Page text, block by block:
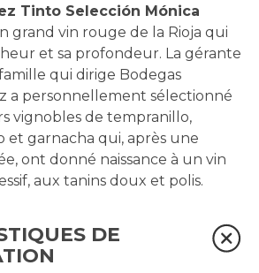
Tinto Selección Mónica
grand vin rouge de la Rioja qui
et sa profondeur. La gérante
qui dirige Bodegas
a personnellement sélectionné
vignobles de tempranillo,
et garnacha qui, après une
ont donné naissance à un vin
aux tanins doux et polis.
DE